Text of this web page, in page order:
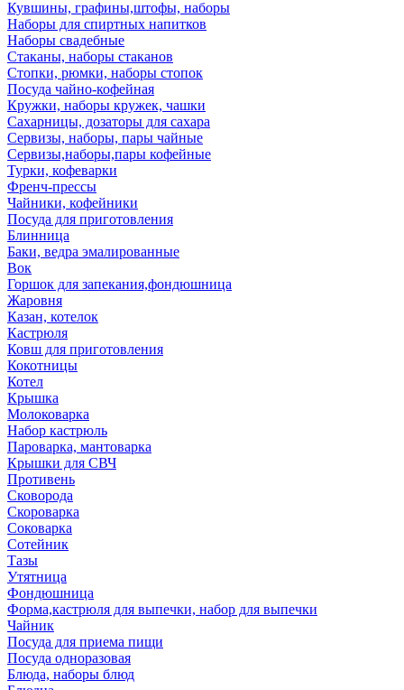
Кувшины, графины,штофы, наборы
Наборы для спиртных напитков
Наборы свадебные
Стаканы, наборы стаканов
Стопки, рюмки, наборы стопок
Посуда чайно-кофейная
Кружки, наборы кружек, чашки
Сахарницы, дозаторы для сахара
Сервизы, наборы, пары чайные
Сервизы,наборы,пары кофейные
Турки, кофеварки
Френч-прессы
Чайники, кофейники
Посуда для приготовления
Блинница
Баки, ведра эмалированные
Вок
Горшок для запекания,фондюшница
Жаровня
Казан, котелок
Кастрюля
Ковш для приготовления
Кокотницы
Котел
Крышка
Молоковарка
Набор кастрюль
Пароварка, мантоварка
Крышки для СВЧ
Противень
Сковорода
Скороварка
Соковарка
Сотейник
Тазы
Утятница
Фондюшница
Форма,кастрюля для выпечки, набор для выпечки
Чайник
Посуда для приема пищи
Посуда одноразовая
Блюда, наборы блюд